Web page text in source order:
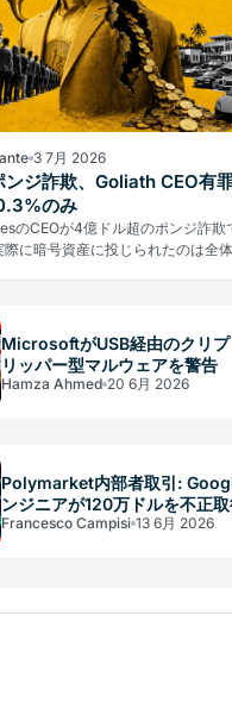
3 7月 2026
ジ詐欺、Goliath CEO有罪
のみ
のCEOが4億ドル超のポンジ詐欺
に暗号資産に投じられたのは全
MicrosoftがUSB経由のクリプ
リッパー型マルウェアを警告
Hamza Ahmed 20 6月 2026
Polymarket内部者取引:
ンジニアが120万ドルを不正
Francesco Campisi 13 6月 2026